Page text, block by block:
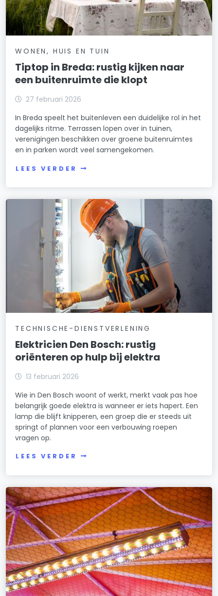
WONEN, HUIS EN TUIN
Tiptop in Breda: rustig kijken naar
een buitenruimte die klopt
27 februari 2026
In Breda speelt het buitenleven een duidelijke rol in het
dagelijks ritme. Terrassen lopen over in tuinen,
verenigingen beschikken over groene buitenruimtes
en in parken wordt veel samengekomen.
LEES VERDER
TECHNISCHE-DIENSTVERLENING
Elektricien Den Bosch: rustig
oriënteren op hulp bij elektra
13 februari 2026
Wie in Den Bosch woont of werkt, merkt vaak pas hoe
belangrijk goede elektra is wanneer er iets hapert. Een
lamp die blijft knipperen, een groep die er steeds uit
springt of plannen voor een verbouwing roepen
vragen op.
LEES VERDER